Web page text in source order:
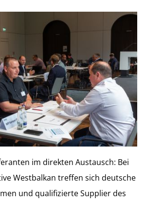
im direkten Austausch: Bei
Westbalkan treffen sich deutsche
und qualifizierte Supplier des